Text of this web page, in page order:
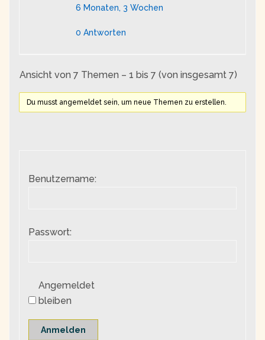
6 Monaten, 3 Wochen
0 Antworten
Ansicht von 7 Themen – 1 bis 7 (von insgesamt 7)
Du musst angemeldet sein, um neue Themen zu erstellen.
Benutzername:
Passwort:
Angemeldet
bleiben
Anmelden